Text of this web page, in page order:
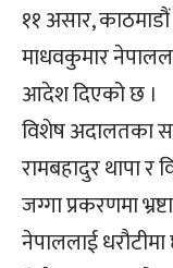
११ असार,
माधवकुमार
आदेश दिएको छ ।
विशेष अदालतका
रामबहादुर थापा
जग्गा प्रकरणमा
नेपाललाई